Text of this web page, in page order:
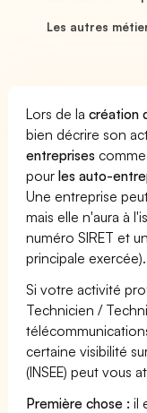
Les autres
Lors de lacréation
bien décrire son
entreprises comme
pourles auto-
Une entreprise
mais elle n'aura à
numéro SIRET et
principale exercée).
Si votre activité
Technicien /
certaine visibilité
(INSEE) peut vous
Première chose : il